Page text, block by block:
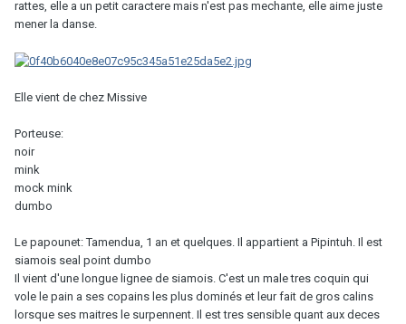
rattes, elle a un petit caractere mais n'est pas mechante, elle aime juste
mener la danse.
Elle vient de chez Missive
Porteuse:
noir
mink
mock mink
dumbo
Le papounet: Tamendua, 1 an et quelques. Il appartient a Pipintuh. Il est
siamois seal point dumbo
Il vient d'une longue lignee de siamois. C'est un male tres coquin qui
vole le pain a ses copains les plus dominés et leur fait de gros calins
lorsque ses maitres le surpennent. Il est tres sensible quant aux deces